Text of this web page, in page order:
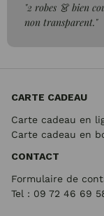
"2 robes 👗 bien
non transparent."
CARTE CADEAU
Carte cadeau en
Carte cadeau en
CONTACT
Formulaire de
Tel : 09 72 46 69